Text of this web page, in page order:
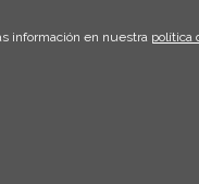
información en nuestra política